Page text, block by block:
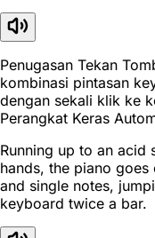
Penugasan Tekan
kombinasi pintasan
dengan sekali klik ke
Perangkat Keras
Running up to an acid
hands, the piano
and single notes,
keyboard twice a bar.